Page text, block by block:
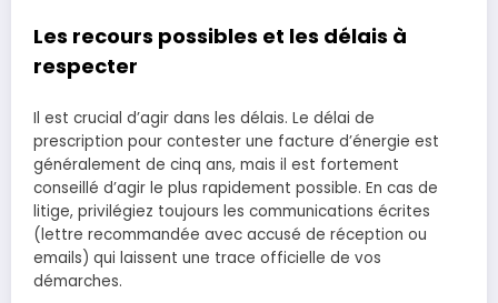
Les recours possibles et les délais à
respecter
Il est crucial d’agir dans les délais. Le délai de
prescription pour contester une facture d’énergie est
généralement de cinq ans, mais il est fortement
conseillé d’agir le plus rapidement possible. En cas de
litige, privilégiez toujours les communications écrites
(lettre recommandée avec accusé de réception ou
emails) qui laissent une trace officielle de vos
démarches.